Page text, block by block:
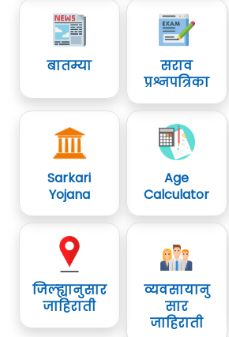
बातम्या
सराव
प्रश्नपत्रिका
Sarkari
Yojana
Age
Calculator
जिल्ह्यानुसार
जाहिराती
व्यवसायानु
सार
जाहिराती